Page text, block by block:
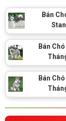
TIN TỨC
Thông tin về
CHÍNH SÁCH
Chính sách
Bán
Bán
Bán